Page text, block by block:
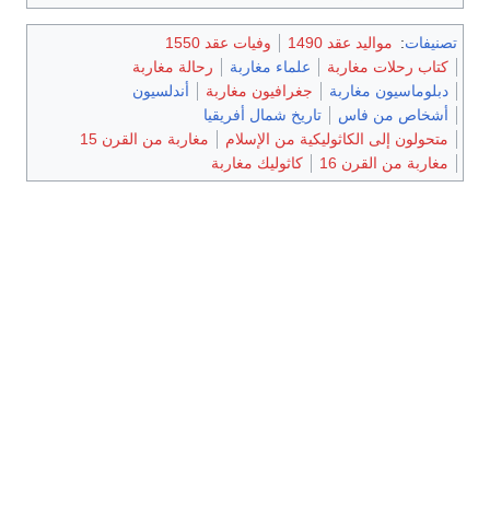
تصنيفات: مواليد عقد 1490
وفيات عقد 1550
كتاب رحلات مغاربة
علماء مغاربة
رحالة مغاربة
دبلوماسيون مغاربة
جغرافيون مغاربة
أندلسيون
أشخاص من فاس
تاريخ شمال أفريقيا
متحولون إلى الكاثوليكية من الإسلام
مغاربة من القرن 15
مغاربة من القرن 16
كاثوليك مغاربة